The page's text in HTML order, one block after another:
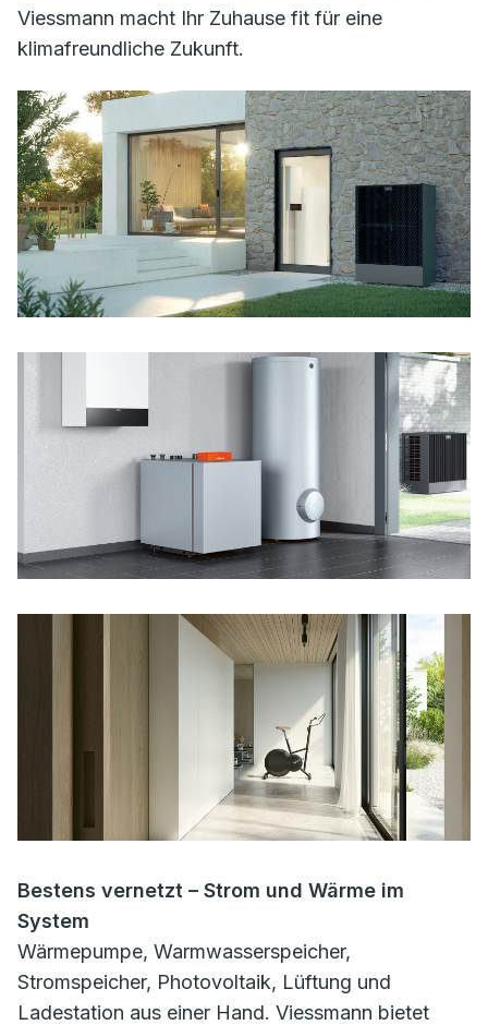
Viessmann macht Ihr Zuhause fit für eine
klimafreundliche Zukunft.
Bestens vernetzt – Strom und Wärme im
System
Wärmepumpe, Warmwasserspeicher,
Stromspeicher, Photovoltaik, Lüftung und
Ladestation aus einer Hand. Viessmann bietet